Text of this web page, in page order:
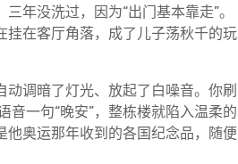
年没洗过，因为“出门基本靠走”。
挂在客厅角落，成了儿子荡秋千的玩
调暗了灯光、放起了白噪音。你刷
一句“晚安”，整栋楼就陷入温柔的
他奥运那年收到的各国纪念品，随便